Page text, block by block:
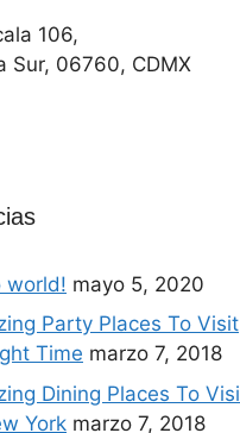
106,
Sur, 06760, CDMX
world! mayo 5, 2020
Party Places To Visit
Time marzo 7, 2018
Dining Places To
York marzo 7, 2018